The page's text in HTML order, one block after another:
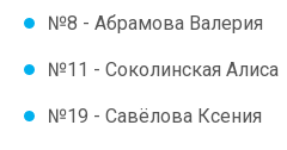
№8 - Абрамова Валерия
№11 - Соколинская Алиса
№19 - Савёлова Ксения